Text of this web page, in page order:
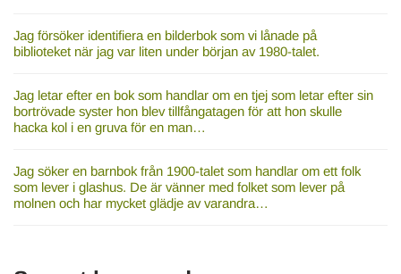
Jag försöker identifiera en bilderbok som vi lånade på
biblioteket när jag var liten under början av 1980-talet.
Jag letar efter en bok som handlar om en tjej som letar efter sin
bortrövade syster hon blev tillfångatagen för att hon skulle
hacka kol i en gruva för en man…
Jag söker en barnbok från 1900-talet som handlar om ett folk
som lever i glashus. De är vänner med folket som lever på
molnen och har mycket glädje av varandra…